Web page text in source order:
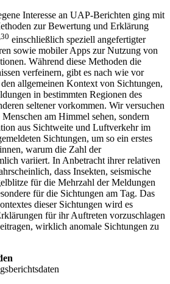
Interesse an UAP-Berichten ging mit
zur Bewertung und Erklärung
einschließlich speziell angefertigter
sowie mobiler Apps zur Nutzung von
Während diese Methoden die
verfeinern, gibt es nach wie vor
allgemeinen Kontext von Sichtungen,
in bestimmten Regionen des
seltener vorkommen. Wir versuchen
am Himmel sehen, sondern
aus Sichtweite und Luftverkehr im
Sichtungen, um so ein erstes
warum die Zahl der
variiert. In Anbetracht ihrer relativen
dass Insekten, seismische
für die Mehrzahl der Meldungen
für die Sichtungen am Tag. Das
dieser Sichtungen wird es
für ihr Auftreten vorzuschlagen
wirklich anomale Sichtungen zu